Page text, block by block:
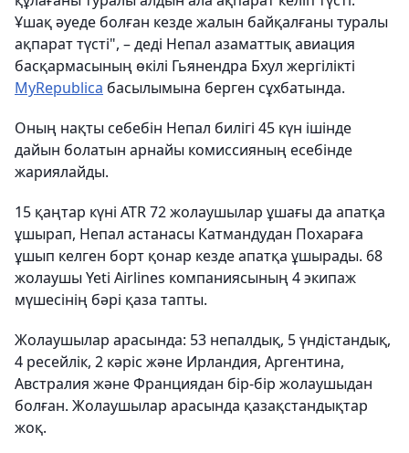
Ұшақ әуеде болған кезде жалын байқалғаны туралы
ақпарат түсті", – деді Непал азаматтық авиация
басқармасының өкілі Гьянендра Бхул жергілікті
MyRepublica басылымына берген сұхбатында.
Оның нақты себебін Непал билігі 45 күн ішінде
дайын болатын арнайы комиссияның есебінде
жариялайды.
15 қаңтар күні ATR 72 жолаушылар ұшағы да апатқа
ұшырап, Непал астанасы Катмандудан Похараға
ұшып келген борт қонар кезде апатқа ұшырады. 68
жолаушы Yeti Airlines компаниясының 4 экипаж
мүшесінің бәрі қаза тапты.
Жолаушылар арасында: 53 непалдық, 5 үндістандық,
4 ресейлік, 2 кәріс және Ирландия, Аргентина,
Австралия және Франциядан бір-бір жолаушыдан
болған. Жолаушылар арасында қазақстандықтар
жоқ.